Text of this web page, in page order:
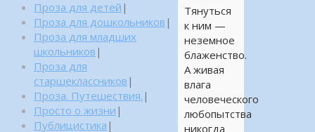
Тянуться
к ним —
неземное
блаженство.
А живая
влага
человеческого
любопытства
никогда
Проза для детей |
Проза для дошкольников |
Проза для младших
школьников |
Проза для
старшеклассников |
Проза. Путешествия. |
Просто о жизни |
Публицистика |